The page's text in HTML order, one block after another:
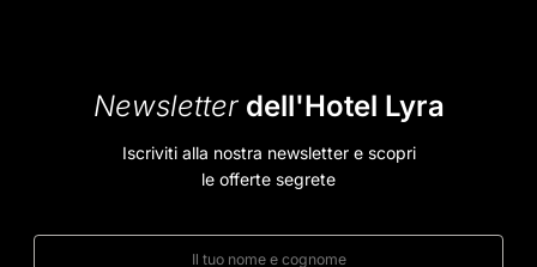
Newsletterdell'Hotel Lyra
Iscriviti alla nostra newsletter e scopri
le offerte segrete